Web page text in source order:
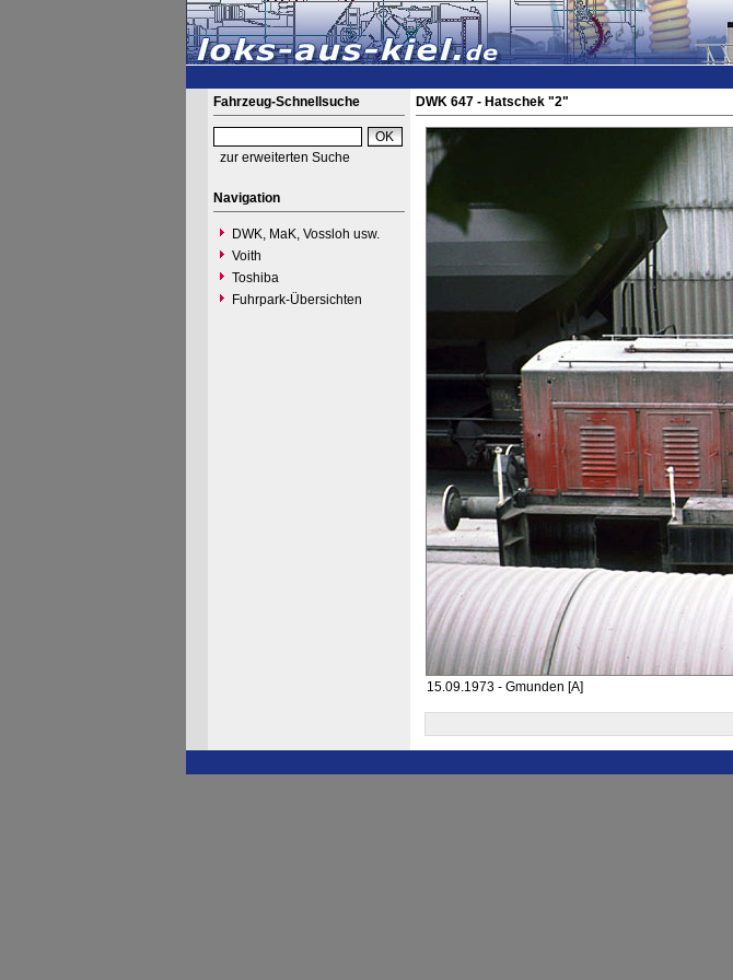
Fahrzeug-Schnellsuche
zur erweiterten Suche
Navigation
DWK, MaK, Vossloh usw.
Voith
Toshiba
Fuhrpark-Übersichten
DWK 647 - Hatschek "2"
15.09.1973 - Gmunden [A]